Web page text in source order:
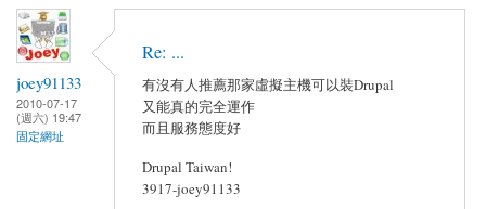
joey91133
2010-07-17
(週六) 19:47
固定網址
Re: ...
有沒有人推薦那家虛擬主機可以裝Drupal
又能真的完全運作
而且服務態度好
Drupal Taiwan!
3917-joey91133